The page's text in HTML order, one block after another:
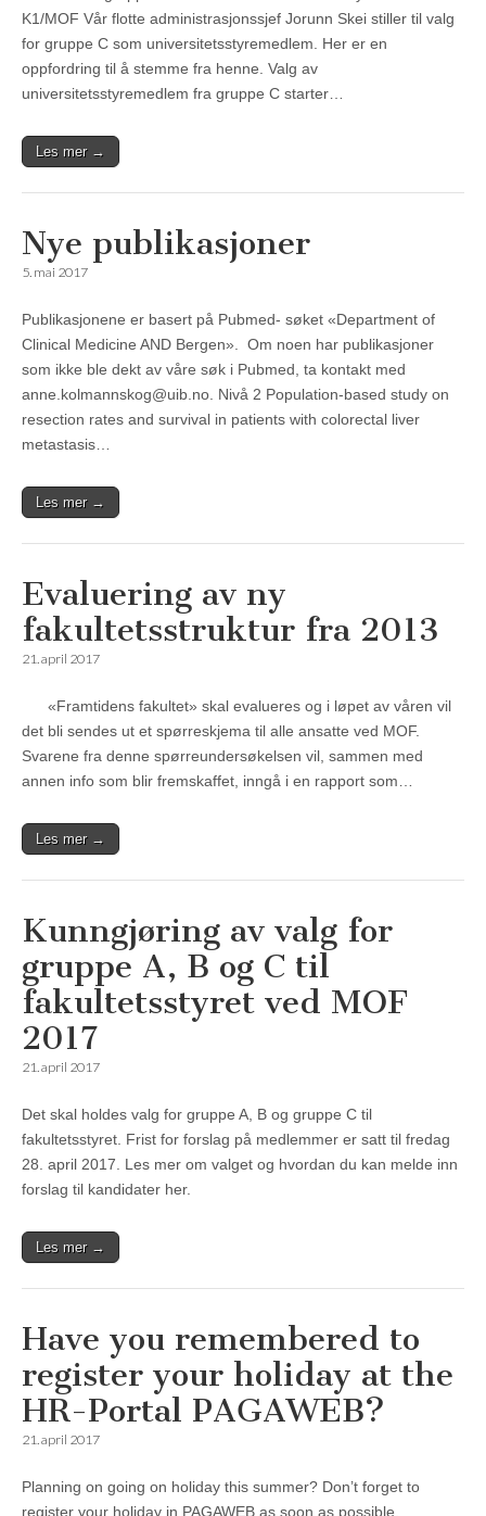
K1/MOF Vår flotte administrasjonssjef Jorunn Skei stiller til valg
for gruppe C som universitetsstyremedlem. Her er en
oppfordring til å stemme fra henne. Valg av
universitetsstyremedlem fra gruppe C starter…
Les mer →
Nye publikasjoner
5. mai 2017
Publikasjonene er basert på Pubmed- søket «Department of
Clinical Medicine AND Bergen». Om noen har publikasjoner
som ikke ble dekt av våre søk i Pubmed, ta kontakt med
anne.kolmannskog@uib.no. Nivå 2 Population-based study on
resection rates and survival in patients with colorectal liver
metastasis…
Les mer →
Evaluering av ny
fakultetsstruktur fra 2013
21. april 2017
«Framtidens fakultet» skal evalueres og i løpet av våren vil
det bli sendes ut et spørreskjema til alle ansatte ved MOF.
Svarene fra denne spørreundersøkelsen vil, sammen med
annen info som blir fremskaffet, inngå i en rapport som…
Les mer →
Kunngjøring av valg for
gruppe A, B og C til
fakultetsstyret ved MOF
2017
21. april 2017
Det skal holdes valg for gruppe A, B og gruppe C til
fakultetsstyret. Frist for forslag på medlemmer er satt til fredag
28. april 2017. Les mer om valget og hvordan du kan melde inn
forslag til kandidater her.
Les mer →
Have you remembered to
register your holiday at the
HR-Portal PAGAWEB?
21. april 2017
Planning on going on holiday this summer? Don’t forget to
register your holiday in PAGAWEB as soon as possible.